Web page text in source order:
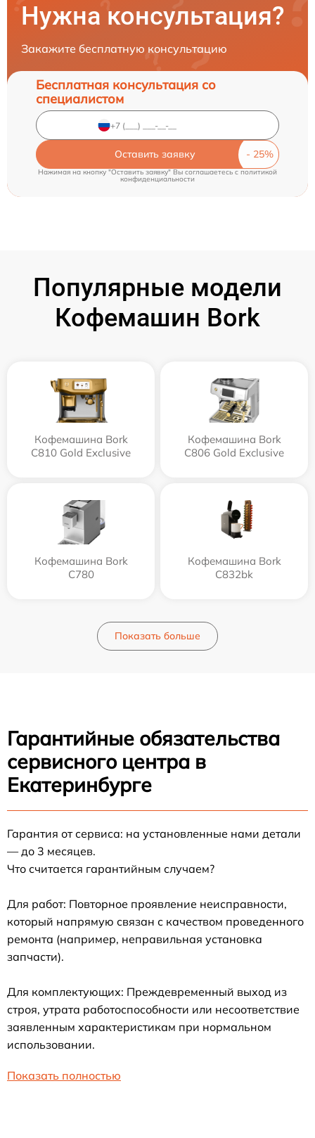
Нужна консультация?
Закажите бесплатную консультацию
Бесплатная консультация со
специалистом
Оставить заявку
Нажимая на кнопку "Оставить заявку" Вы соглашаетесь cполитикой
конфиденциальности
Популярные модели
Кофемашин Bork
Кофемашина Bork
C810 Gold Exclusive
Кофемашина Bork
C806 Gold Exclusive
Кофемашина Bork
C780
Кофемашина Bork
C832bk
Показать больше
Гарантийные обязательства
сервисного центра в
Екатеринбурге
Гарантия от сервиса: на установленные нами детали
— до 3 месяцев.
Что считается гарантийным случаем?
Для работ: Повторное проявление неисправности,
который напрямую связан с качеством проведенного
ремонта (например, неправильная установка
запчасти).
Для комплектующих: Преждевременный выход из
строя, утрата работоспособности или несоответствие
заявленным характеристикам при нормальном
использовании.
Показать полностью